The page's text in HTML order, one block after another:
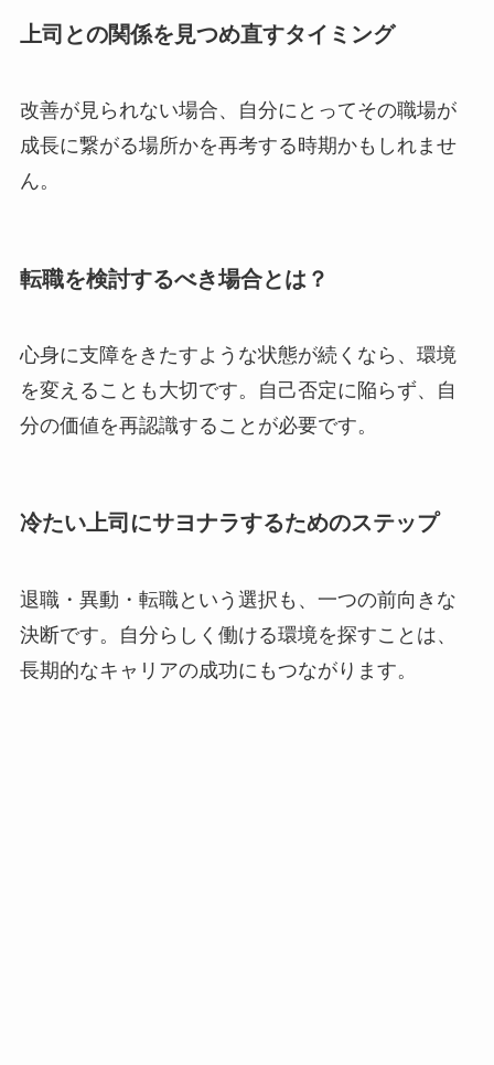
上司との関係を見つめ直すタイミング
改善が見られない場合、自分にとってその職場が
成長に繋がる場所かを再考する時期かもしれませ
ん。
転職を検討するべき場合とは？
心身に支障をきたすような状態が続くなら、環境
を変えることも大切です。自己否定に陥らず、自
分の価値を再認識することが必要です。
冷たい上司にサヨナラするためのステップ
退職・異動・転職という選択も、一つの前向きな
決断です。自分らしく働ける環境を探すことは、
長期的なキャリアの成功にもつながります。